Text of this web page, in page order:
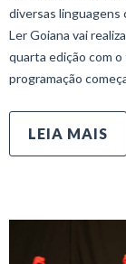
diversas linguagens
Ler Goiana vai
quarta edição com o
programação
LEIA MAIS